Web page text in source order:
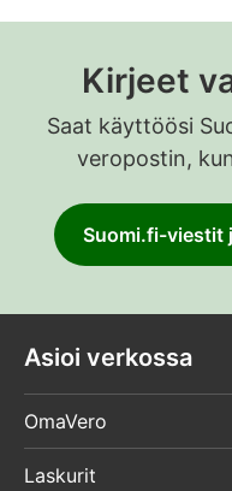
Kirjeet
Saat käyttöösi
veropostin,
Suomi.fi-viestit
Asioi verkossa
OmaVero
Laskurit